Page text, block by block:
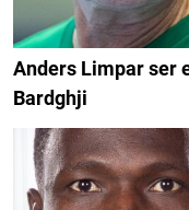
Anders Limpar ser
Bardghji